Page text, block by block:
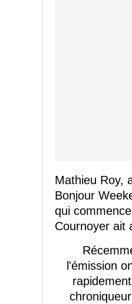
Mathieu Roy,
Bonjour
qui
Cournoyer ait
l'émission